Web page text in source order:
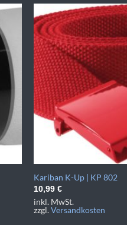
Kariban K-Up | KP 802
10,99 €
inkl. MwSt.
zzgl.Versandkosten